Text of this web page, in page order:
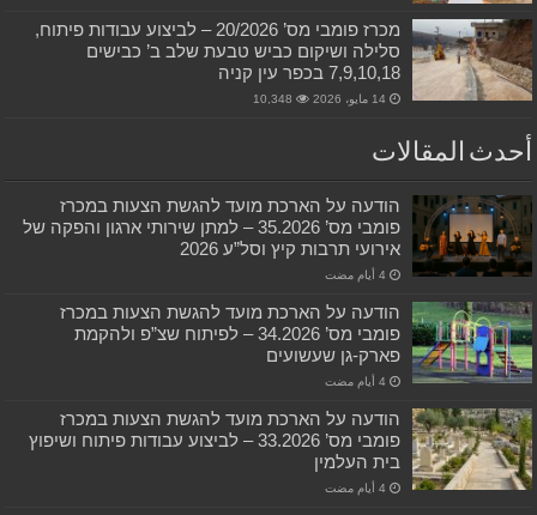
מכרז פומבי מס’ 20/2026 – לביצוע עבודות פיתוח,
סלילה ושיקום כביש טבעת שלב ב’ כבישים
7,9,10,18 בכפר עין קניה
14 مايو، 2026 10,348
أحدث المقالات
הודעה על הארכת מועד להגשת הצעות במכרז
פומבי מס’ 35.2026 – למתן שירותי ארגון והפקה של
אירועי תרבות קיץ וסל”ע 2026
הודעה על הארכת מועד להגשת הצעות במכרז
פומבי מס’ 34.2026 – לפיתוח שצ”פ ולהקמת
פארק-גן שעשועים
הודעה על הארכת מועד להגשת הצעות במכרז
פומבי מס’ 33.2026 – לביצוע עבודות פיתוח ושיפוץ
בית העלמין